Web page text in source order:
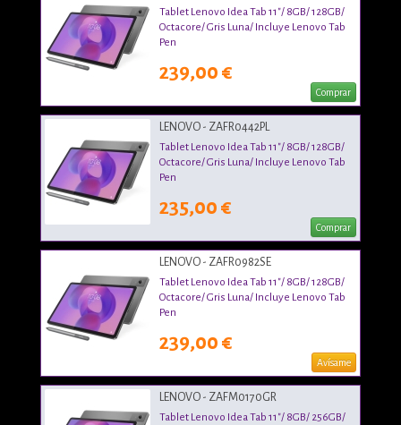
Tablet Lenovo Idea Tab 11"/ 8GB/ 128GB/
Octacore/ Gris Luna/ Incluye Lenovo Tab
Pen
239,00 €
Comprar
LENOVO - ZAFR0442PL
Tablet Lenovo Idea Tab 11"/ 8GB/ 128GB/
Octacore/ Gris Luna/ Incluye Lenovo Tab
Pen
235,00 €
Comprar
LENOVO - ZAFR0982SE
Tablet Lenovo Idea Tab 11"/ 8GB/ 128GB/
Octacore/ Gris Luna/ Incluye Lenovo Tab
Pen
239,00 €
Avísame
LENOVO - ZAFM0170GR
Tablet Lenovo Idea Tab 11"/ 8GB/ 256GB/